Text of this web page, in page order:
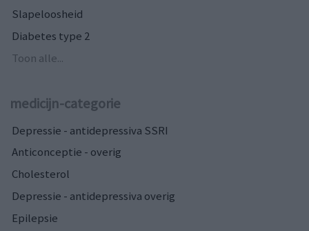
Slapeloosheid
Diabetes type 2
Toon alle...
medicijn-categorie
Depressie - antidepressiva SSRI
Anticonceptie - overig
Cholesterol
Depressie - antidepressiva overig
Epilepsie